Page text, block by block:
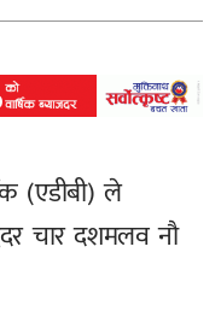
(एडीबी) ले
चार दशमलव नौ